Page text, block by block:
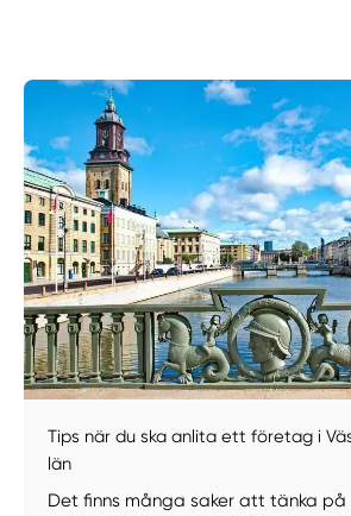
Manuellt Få hjälp
Välj tillvägagångssätt
Tips när du ska anlita ett företag i
län
Det finns många saker att tänka på